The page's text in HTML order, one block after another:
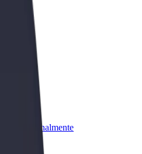
settimanalmente